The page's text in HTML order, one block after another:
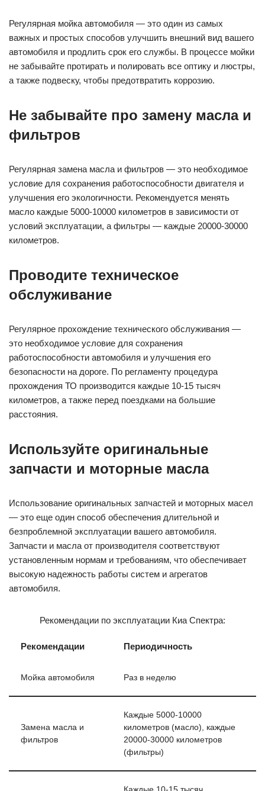
Регулярная мойка автомобиля — это один из самых
важных и простых способов улучшить внешний вид вашего
автомобиля и продлить срок его службы. В процессе мойки
не забывайте протирать и полировать все оптику и люстры,
а также подвеску, чтобы предотвратить коррозию.
Не забывайте про замену масла и
фильтров
Регулярная замена масла и фильтров — это необходимое
условие для сохранения работоспособности двигателя и
улучшения его экологичности. Рекомендуется менять
масло каждые 5000-10000 километров в зависимости от
условий эксплуатации, а фильтры — каждые 20000-30000
километров.
Проводите техническое
обслуживание
Регулярное прохождение технического обслуживания —
это необходимое условие для сохранения
работоспособности автомобиля и улучшения его
безопасности на дороге. По регламенту процедура
прохождения ТО производится каждые 10-15 тысяч
километров, а также перед поездками на большие
расстояния.
Используйте оригинальные
запчасти и моторные масла
Использование оригинальных запчастей и моторных масел
— это еще один способ обеспечения длительной и
безпроблемной эксплуатации вашего автомобиля.
Запчасти и масла от производителя соответствуют
установленным нормам и требованиям, что обеспечивает
высокую надежность работы систем и агрегатов
автомобиля.
Рекомендации по эксплуатации Киа Спектра:
Рекомендации Периодичность
Мойка автомобиля Раз в неделю
Замена масла и
фильтров
Каждые 5000-10000
километров (масло), каждые
20000-30000 километров
(фильтры)